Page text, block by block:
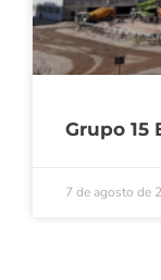
Grupo 15
7 de agosto de